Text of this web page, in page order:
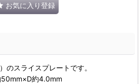
お気に入り登録
のスライスプレートです。
約4.0mm